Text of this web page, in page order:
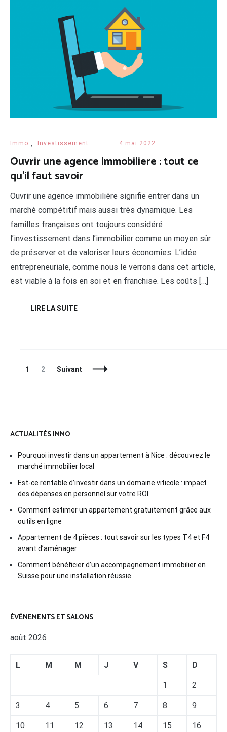
Immo , Investissement 4 mai 2022
Ouvrir une agence immobiliere : tout ce
qu’il faut savoir
Ouvrir une agence immobilière signifie entrer dans un
marché compétitif mais aussi très dynamique. Les
familles françaises ont toujours considéré
l’investissement dans l’immobilier comme un moyen sûr
de préserver et de valoriser leurs économies. L’idée
entrepreneuriale, comme nous le verrons dans cet article,
est viable à la fois en soi et en franchise. Les coûts […]
LIRE LA SUITE
Navigation
Page
1 Page
2 Suivant
ACTUALITÉS IMMO
Pourquoi investir dans un appartement à Nice : découvrez le
marché immobilier local
Est-ce rentable d’investir dans un domaine viticole : impact
des dépenses en personnel sur votre ROI
Comment estimer un appartement gratuitement grâce aux
outils en ligne
Appartement de 4 pièces : tout savoir sur les types T4 et F4
avant d’aménager
Comment bénéficier d’un accompagnement immobilier en
Suisse pour une installation réussie
ÉVÉNEMENTS ET SALONS
août 2026
L M M J V S D
1 2
3 4 5 6 7 8 9
10 11 12 13 14 15 16